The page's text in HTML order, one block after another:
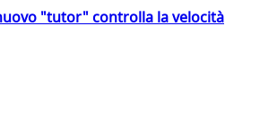
"tutor" controlla la velocità